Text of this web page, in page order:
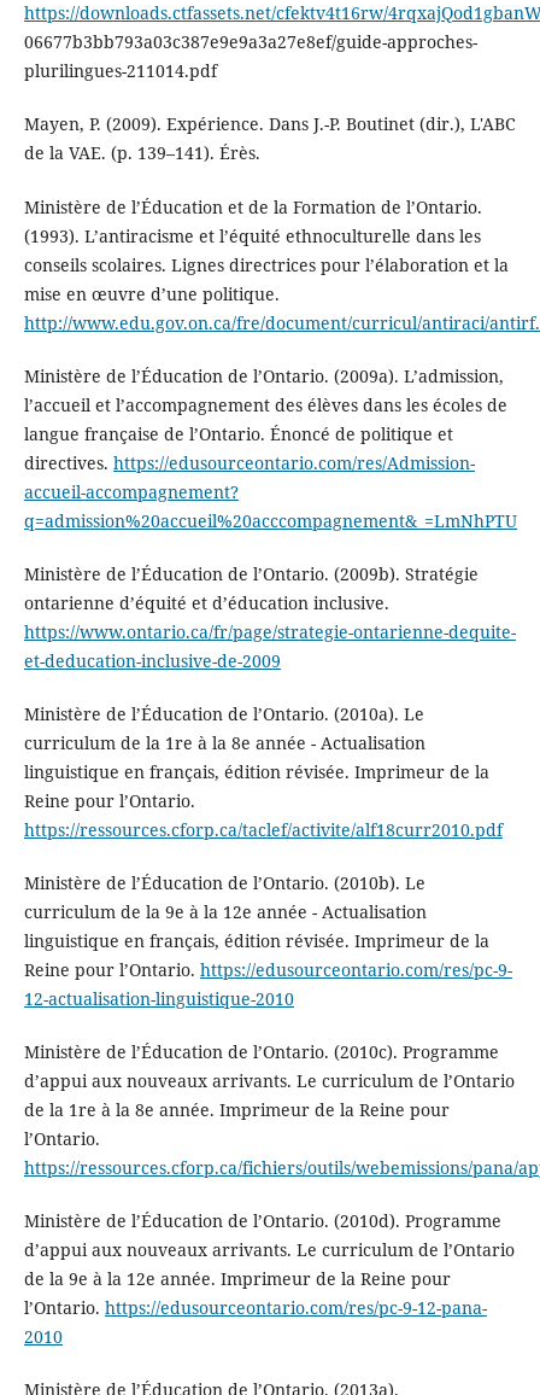
https://downloads.ctfassets.net/cfektv4t16rw/
06677b3bb793a03c387e9e9a3a27e8ef/guide-approches-
plurilingues-211014.pdf
Mayen, P. (2009). Expérience. Dans J.-P. Boutinet (dir.), L'ABC
de la VAE. (p. 139–141). Érès.
Ministère de l’Éducation et de la Formation de l’Ontario.
(1993). L’antiracisme et l’équité ethnoculturelle dans les
conseils scolaires. Lignes directrices pour l’élaboration et la
mise en œuvre d’une politique.
http://www.edu.gov.on.ca/fre/document/curricul/antiraci/
Ministère de l’Éducation de l’Ontario. (2009a). L’admission,
l’accueil et l’accompagnement des élèves dans les écoles de
langue française de l’Ontario. Énoncé de politique et
directives. https://edusourceontario.com/res/Admission-
accueil-accompagnement?
q=admission%20accueil%20acccompagnement&_=LmNhPTU
Ministère de l’Éducation de l’Ontario. (2009b). Stratégie
ontarienne d’équité et d’éducation inclusive.
https://www.ontario.ca/fr/page/strategie-ontarienne-dequite-
et-deducation-inclusive-de-2009
Ministère de l’Éducation de l’Ontario. (2010a). Le
curriculum de la 1re à la 8e année - Actualisation
linguistique en français, édition révisée. Imprimeur de la
Reine pour l’Ontario.
https://ressources.cforp.ca/taclef/activite/alf18curr2010.pdf
Ministère de l’Éducation de l’Ontario. (2010b). Le
curriculum de la 9e à la 12e année - Actualisation
linguistique en français, édition révisée. Imprimeur de la
Reine pour l’Ontario. https://edusourceontario.com/res/pc-9-
12-actualisation-linguistique-2010
Ministère de l’Éducation de l’Ontario. (2010c). Programme
d’appui aux nouveaux arrivants. Le curriculum de l’Ontario
de la 1re à la 8e année. Imprimeur de la Reine pour
l’Ontario.
https://ressources.cforp.ca/fichiers/outils/webemissions/pana/
Ministère de l’Éducation de l’Ontario. (2010d). Programme
d’appui aux nouveaux arrivants. Le curriculum de l’Ontario
de la 9e à la 12e année. Imprimeur de la Reine pour
l’Ontario. https://edusourceontario.com/res/pc-9-12-pana-
2010
Ministère de l’Éducation de l’Ontario. (2013a).